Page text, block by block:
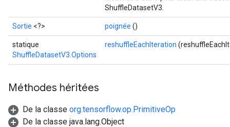
ShuffleDatasetV3.
Sortie <?> poignée ()
statique
ShuffleDatasetV3.Options
reshuffleEachIteration
Méthodes héritées
De la classe org.tensorflow.op.PrimitiveOp
De la classe java.lang.Object